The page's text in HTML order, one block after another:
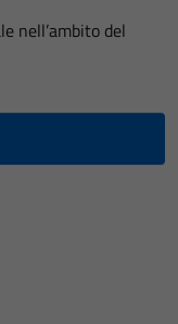
nell’ambito del